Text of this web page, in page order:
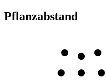
Pflanzabstand